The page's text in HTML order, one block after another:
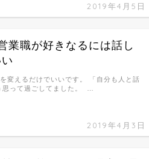
2019年4月5日
業職が好きなるには話し
2019年4月3日
変えるだけでいいです。 「自分も人と話
思って過ごしてました。 …